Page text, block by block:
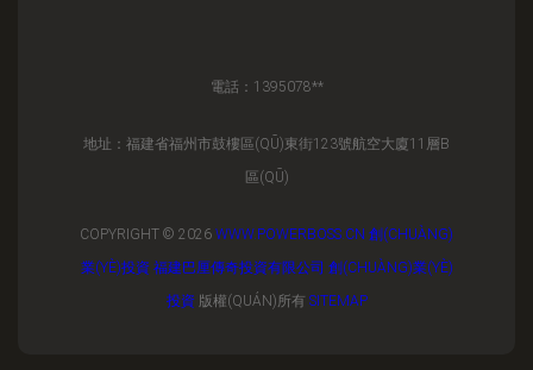
電話：1395078**
地址：福建省福州市鼓樓區(QŪ)東街123號航空大廈11層B
區(QŪ)
COPYRIGHT © 2026 WWW.POWERBOSS.CN 創(CHUÀNG)
業(YÈ)投資 福建巴厘傳奇投資有限公司 創(CHUÀNG)業(YÈ)
投資版權(QUÁN)所有 SITEMAP